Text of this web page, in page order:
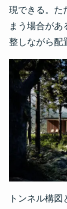
現できる。た
まう場合があ
整しながら配
トンネル構